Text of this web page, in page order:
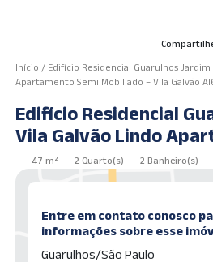
Início / Edifício Residencial Guarulhos Jardim
Apartamento Semi Mobiliado – Vila Galvão
Edifício Residencial
Vila Galvão Lindo
Mobiliado – Vila
47 m² 2 Quarto(s) 2 Banheiro(s)
Entre em contato conosco
informações sobre esse
Guarulhos/São Paulo